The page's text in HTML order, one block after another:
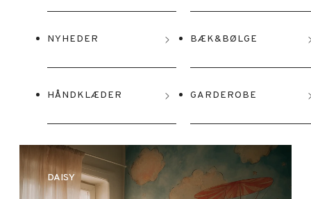
NYHEDER BÆK&BØLGE
HÅNDKLÆDER GARDEROBE
DAISY